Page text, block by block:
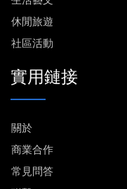
休閒旅遊
社區活動
實用鏈接
關於
商業合作
常見問答